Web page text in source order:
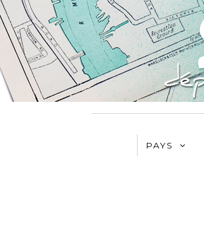
PAYS